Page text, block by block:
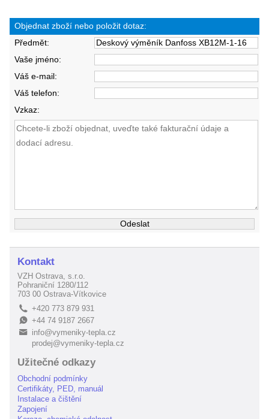
Objednat zboží nebo položit dotaz:
Předmět:
Vaše jméno:
Váš e-mail:
Váš telefon:
Vzkaz:
Kontakt
VZH Ostrava, s.r.o.
Pohraniční 1280/112
703 00 Ostrava-Vítkovice
L +420 773 879 931
E+44 74 9187 2667
B
info@vymeniky-tepla.cz
prodej@vymeniky-tepla.cz
Užitečné odkazy
Obchodní podmínky
Certifikáty, PED, manuál
Instalace a čištění
Zapojení